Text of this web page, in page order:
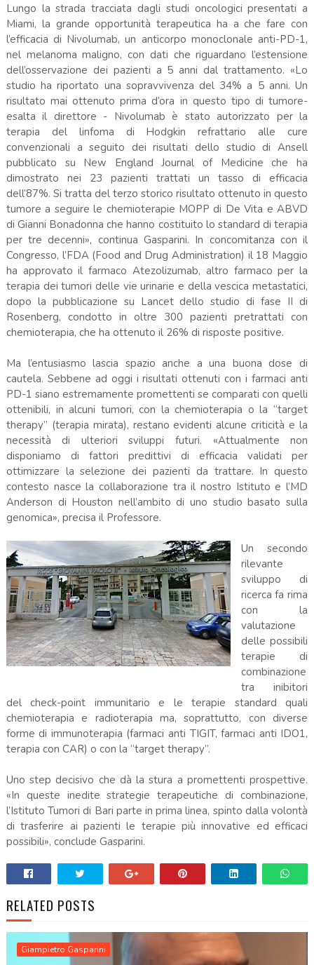
Lungo la strada tracciata dagli studi oncologici presentati a
Miami, la grande opportunità terapeutica ha a che fare con
l’efficacia di Nivolumab, un anticorpo monoclonale anti-PD-1,
nel melanoma maligno, con dati che riguardano l’estensione
dell’osservazione dei pazienti a 5 anni dal trattamento. «Lo
studio ha riportato una sopravvivenza del 34% a 5 anni. Un
risultato mai ottenuto prima d’ora in questo tipo di tumore-
esalta il direttore - Nivolumab è stato autorizzato per la
terapia del linfoma di Hodgkin refrattario alle cure
convenzionali a seguito dei risultati dello studio di Ansell
pubblicato su New England Journal of Medicine che ha
dimostrato nei 23 pazienti trattati un tasso di efficacia
dell’87%. Si tratta del terzo storico risultato ottenuto in questo
tumore a seguire le chemioterapie MOPP di De Vita e ABVD
di Gianni Bonadonna che hanno costituito lo standard di terapia
per tre decenni», continua Gasparini. In concomitanza con il
Congresso, l’FDA (Food and Drug Administration) il 18 Maggio
ha approvato il farmaco Atezolizumab, altro farmaco per la
terapia dei tumori delle vie urinarie e della vescica metastatici,
dopo la pubblicazione su Lancet dello studio di fase II di
Rosenberg, condotto in oltre 300 pazienti pretrattati con
chemioterapia, che ha ottenuto il 26% di risposte positive.
Ma l’entusiasmo lascia spazio anche a una buona dose di
cautela. Sebbene ad oggi i risultati ottenuti con i farmaci anti
PD-1 siano estremamente promettenti se comparati con quelli
ottenibili, in alcuni tumori, con la chemioterapia o la “target
therapy” (terapia mirata), restano evidenti alcune criticità e la
necessità di ulteriori sviluppi futuri. «Attualmente non
disponiamo di fattori predittivi di efficacia validati per
ottimizzare la selezione dei pazienti da trattare. In questo
contesto nasce la collaborazione tra il nostro Istituto e l’MD
Anderson di Houston nell’ambito di uno studio basato sulla
genomica», precisa il Professore.
Un secondo
rilevante
sviluppo di
ricerca fa rima
con la
valutazione
delle possibili
terapie di
combinazione
tra inibitori
del check-point immunitario e le terapie standard quali
chemioterapia e radioterapia ma, soprattutto, con diverse
forme di immunoterapia (farmaci anti TIGIT, farmaci anti IDO1,
terapia con CAR) o con la “target therapy”.
Uno step decisivo che dà la stura a promettenti prospettive.
«In queste inedite strategie terapeutiche di combinazione,
l’Istituto Tumori di Bari parte in prima linea, spinto dalla volontà
di trasferire ai pazienti le terapie più innovative ed efficaci
possibili», conclude Gasparini.
RELATED POSTS
Giampietro Gasparini